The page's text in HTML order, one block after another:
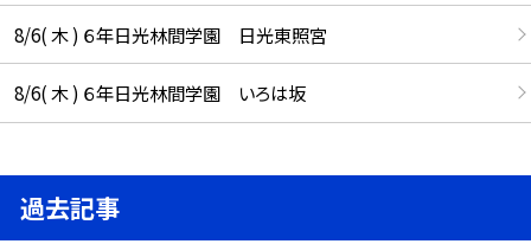
8/6( 木 ) ６年日光林間学園 日光東照宮
8/6( 木 ) ６年日光林間学園 いろは坂
過去記事